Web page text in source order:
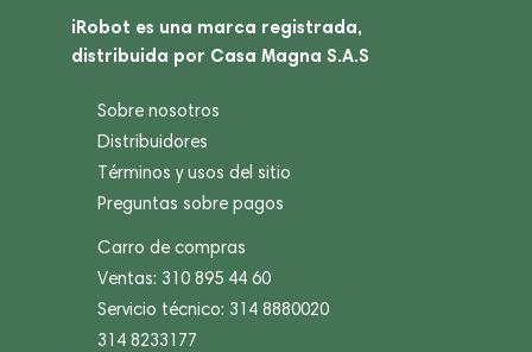
iRobot es una marca registrada,
distribuida por Casa Magna S.A.S
Sobre nosotros
Distribuidores
Términos y usos del sitio
Preguntas sobre pagos
Carro de compras
Ventas: 310 895 44 60
Servicio técnico: 314 8880020
314 8233177